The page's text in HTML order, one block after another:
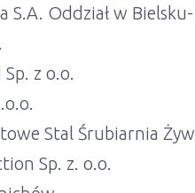
S.A. Oddział w Bielsku-
z o.o.
Stal Śrubiarnia
Sp. z. o.o.